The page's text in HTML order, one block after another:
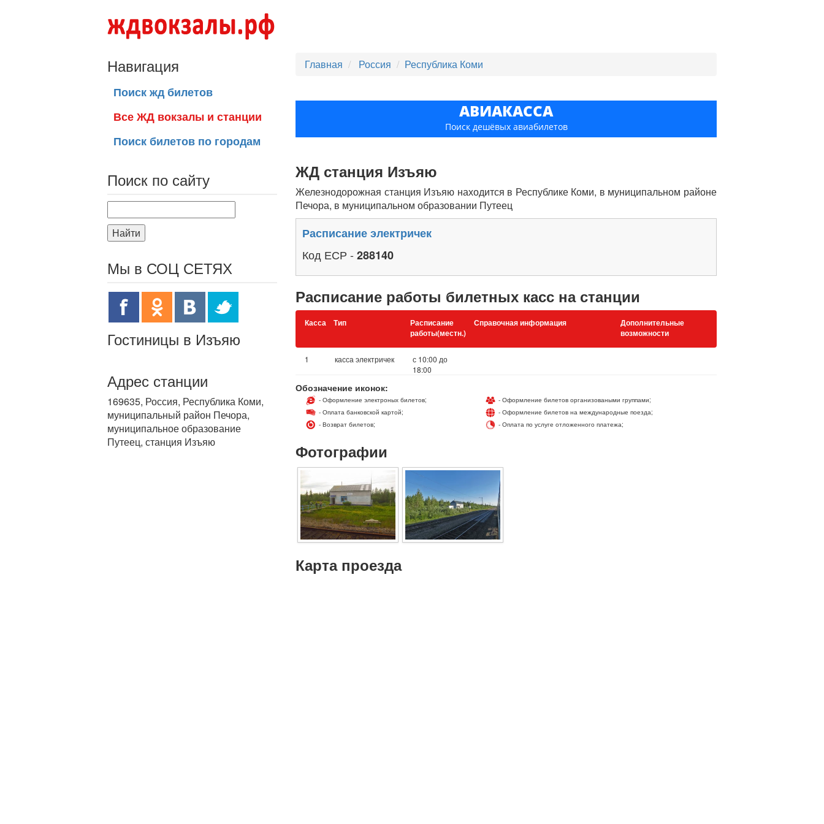
Главная Россия Республика Коми
АВИАКАССА
Поиск дешёвых авиабилетов
ЖД станция Изъяю
Железнодорожная станция Изъяю находится в Республике Коми, в муниципальном районе
Печора, в муниципальном образовании Путеец
Расписание электричек
Код ЕСР -288140
Расписание работы билетных касс на станции
Касса Тип
Расписание
работы(местн.)
Справочная информация
Дополнительные
возможности
1 касса электричек
с 10:00 до
18:00
Обозначение иконок:
- Оформление электроных билетов;
- Оплата банковской картой;
- Возврат билетов;
- Оформление билетов организоваными группами;
- Оформление билетов на международные поезда;
- Оплата по услуге отложенного платежа;
Фотографии
Карта проезда
Навигация
Поиск жд билетов
Все ЖД вокзалы и станции
Поиск билетов по городам
Поиск по сайту
Найти
Мы в СОЦ СЕТЯХ
Гостиницы в Изъяю
Адрес станции
169635, Россия, Республика Коми,
муниципальный район Печора,
муниципальное образование
Путеец, станция Изъяю